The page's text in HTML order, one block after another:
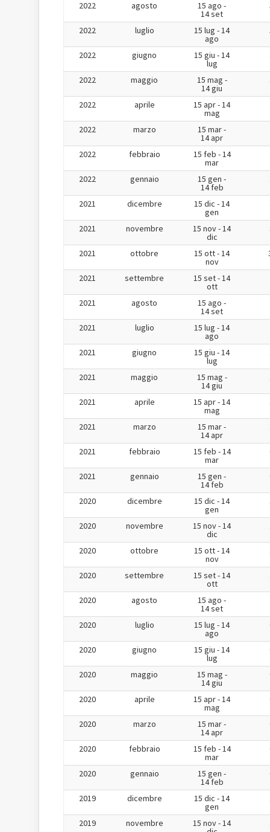
2022 agosto 15 ago -
14 set
2022 luglio 15 lug - 14
ago
2022 giugno 15 giu - 14
lug
2022 maggio 15 mag -
14 giu
2022 aprile 15 apr - 14
mag
2022 marzo 15 mar -
14 apr
2022 febbraio 15 feb - 14
mar
2022 gennaio 15 gen -
14 feb
2021 dicembre 15 dic - 14
gen
2021 novembre 15 nov - 14
dic
2021 ottobre 15 ott - 14
nov
2021 settembre 15 set - 14
ott
2021 agosto 15 ago -
14 set
2021 luglio 15 lug - 14
ago
2021 giugno 15 giu - 14
lug
2021 maggio 15 mag -
14 giu
2021 aprile 15 apr - 14
mag
2021 marzo 15 mar -
14 apr
2021 febbraio 15 feb - 14
mar
2021 gennaio 15 gen -
14 feb
2020 dicembre 15 dic - 14
gen
2020 novembre 15 nov - 14
dic
2020 ottobre 15 ott - 14
nov
2020 settembre 15 set - 14
ott
2020 agosto 15 ago -
14 set
2020
luglio 15 lug - 14
ago
2020 giugno 15 giu - 14
lug
2020 maggio 15 mag -
14 giu
2020 aprile 15 apr - 14
mag
2020 marzo 15 mar -
14 apr
2020 febbraio 15 feb - 14
mar
2020 gennaio 15 gen -
14 feb
2019 dicembre 15 dic - 14
gen
2019 novembre 15 nov - 14